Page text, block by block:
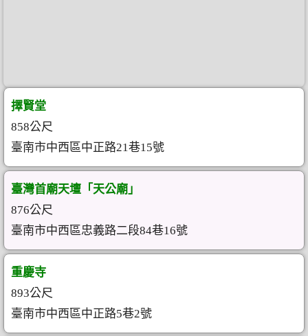
擇賢堂
858公尺
臺南市中西區中正路21巷15號
臺灣首廟天壇「天公廟」
876公尺
臺南市中西區忠義路二段84巷16號
重慶寺
893公尺
臺南市中西區中正路5巷2號